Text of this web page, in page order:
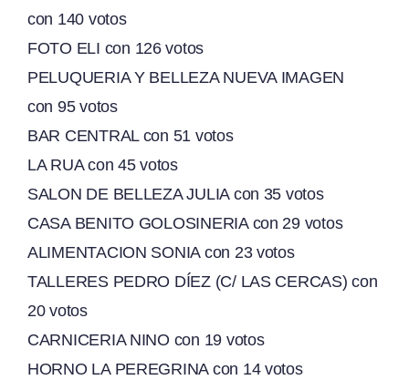
con 140 votos
FOTO ELI con 126 votos
PELUQUERIA Y BELLEZA NUEVA IMAGEN
con 95 votos
BAR CENTRAL con 51 votos
LA RUA con45 votos
SALON DE BELLEZA JULIA con 35 votos
CASA BENITO GOLOSINERIA con 29 votos
ALIMENTACION SONIA con 23 votos
TALLERES PEDRO DÍEZ (C/ LAS CERCAS) con
20 votos
CARNICERIA NINO con 19 votos
HORNO LA PEREGRINA con 14 votos